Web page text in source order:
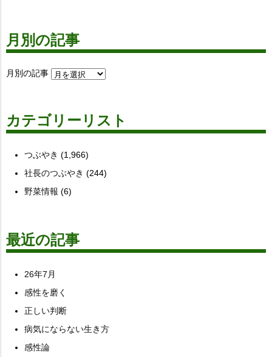
月別の記事
月別の記事
カテゴリーリスト
つぶやき (1,966)
社長のつぶやき (244)
野菜情報 (6)
最近の記事
26年7月
感性を磨く
正しい判断
病気にならない生き方
感性論